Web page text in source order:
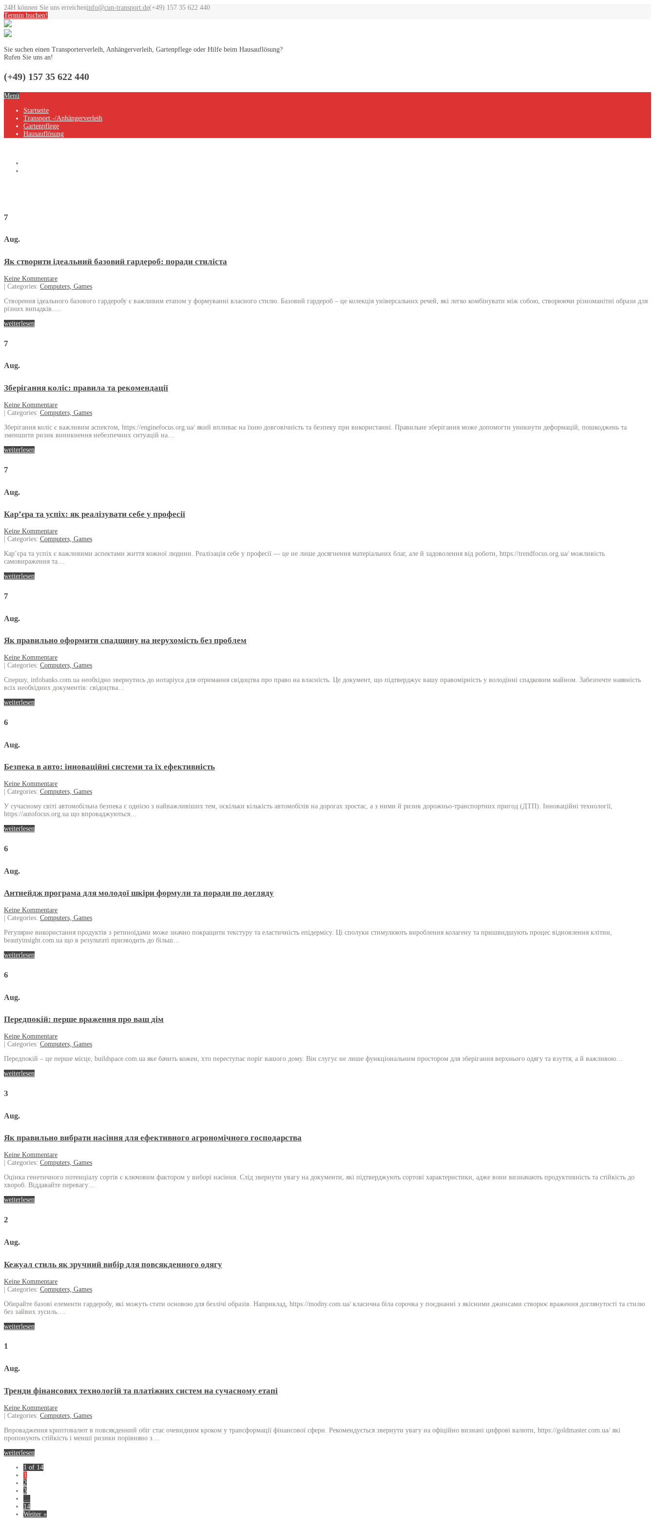
24H können Sie uns erreicheninfo@cun-transport.de(+49) 157 35 622 440
Termin buchen!
Sie suchen einen Transporterverleih, Anhängerverleih, Gartenpflege oder Hilfe beim Hausauflösung?
Rufen Sie uns an!
(+49) 157 35 622 440
Menü
Startseite
Transport.-/Anhängerverleih
Gartenpflege
Hausauflösung
7
Aug.
Як створити ідеальний базовий гардероб: поради стиліста
Keine Kommentare
| Categories: Computers, Games
Створення ідеального базового гардеробу є важливим етапом у формуванні власного стилю. Базовий гардероб – це колекція універсальних речей, які легко комбінувати між собою, створюючи різноманітні образи для
різних випадків….
weiterlesen
7
Aug.
Зберігання коліс: правила та рекомендації
Keine Kommentare
| Categories: Computers, Games
Зберігання коліс є важливим аспектом, https://enginefocus.org.ua/ який впливає на їхню довговічність та безпеку при використанні. Правильне зберігання може допомогти уникнути деформацій, пошкоджень та
зменшити ризик виникнення небезпечних ситуацій на…
weiterlesen
7
Aug.
Кар’єра та успіх: як реалізувати себе у професії
Keine Kommentare
| Categories: Computers, Games
Кар’єра та успіх є важливими аспектами життя кожної людини. Реалізація себе у професії — це не лише досягнення матеріальних благ, але й задоволення від роботи, https://trendfocus.org.ua/ можливість
самовираження та…
weiterlesen
7
Aug.
Як правильно оформити спадщину на нерухомість без проблем
Keine Kommentare
| Categories: Computers, Games
Спершу, infobanks.com.ua необхідно звернутись до нотаріуса для отримання свідоцтва про право на власність. Це документ, що підтверджує вашу правомірність у володінні спадковим майном. Забезпечте наявність
всіх необхідних документів: свідоцтва…
weiterlesen
6
Aug.
Безпека в авто: інноваційні системи та їх ефективність
Keine Kommentare
| Categories: Computers, Games
У сучасному світі автомобільна безпека є однією з найважливіших тем, оскільки кількість автомобілів на дорогах зростає, а з ними й ризик дорожньо-транспортних пригод (ДТП). Інноваційні технології,
https://autofocus.org.ua що впроваджуються…
weiterlesen
6
Aug.
Антиейдж програма для молодої шкіри формули та поради по догляду
Keine Kommentare
| Categories: Computers, Games
Регулярне використання продуктів з ретиноїдами може значно покращити текстуру та еластичність епідермісу. Ці сполуки стимулюють вироблення колагену та пришвидшують процес відновлення клітин,
beautyinsight.com.ua що в результаті призводить до більш…
weiterlesen
6
Aug.
Передпокій: перше враження про ваш дім
Keine Kommentare
| Categories: Computers, Games
Передпокій – це перше місце, buildspace.com.ua яке бачить кожен, хто переступає поріг вашого дому. Він слугує не лише функціональним простором для зберігання верхнього одягу та взуття, а й важливою…
weiterlesen
3
Aug.
Як правильно вибрати насіння для ефективного агрономічного господарства
Keine Kommentare
| Categories: Computers, Games
Оцінка генетичного потенціалу сортів є ключовим фактором у виборі насіння. Слід звернути увагу на документи, які підтверджують сортові характеристики, адже вони визначають продуктивність та стійкість до
хвороб. Віддавайте перевагу…
weiterlesen
2
Aug.
Кежуал стиль як зручний вибір для повсякденного одягу
Keine Kommentare
| Categories: Computers, Games
Обирайте базові елементи гардеробу, які можуть стати основою для безлічі образів. Наприклад, https://modny.com.ua/ класична біла сорочка у поєднанні з якісними джинсами створює враження доглянутості та стилю
без зайвих зусиль….
weiterlesen
1
Aug.
Тренди фінансових технологій та платіжних систем на сучасному етапі
Keine Kommentare
| Categories: Computers, Games
Впровадження криптовалют в повсякденний обіг стає очевидним кроком у трансформації фінансової сфери. Рекомендується звернути увагу на офіційно визнані цифрові валюти, https://goldmaster.com.ua/ які
пропонують стійкість і менші ризики порівняно з…
weiterlesen
1 of 14
1
2
3
14
Weiter »